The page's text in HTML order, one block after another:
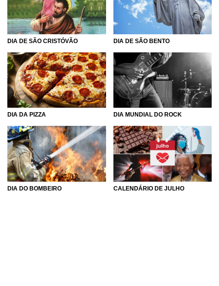
portanto, usufrua do sétimo mês do ano para explorar
todas as oportunidades que a vida lhe presenteou! E,
antes de tudo, seja grato e retribua com amor, pois nada
acontece de graça.
Aproveite esses 31 dias para amar, celebrar e comemorar
a vida, pois ela, na verdade, é muito mais bela do que
podemos ver!
DIA DE SÃO CRISTÓVÃO DIA DE SÃO BENTO
DIA DA PIZZA DIA MUNDIAL DO ROCK
DIA DO BOMBEIRO CALENDÁRIO DE JULHO